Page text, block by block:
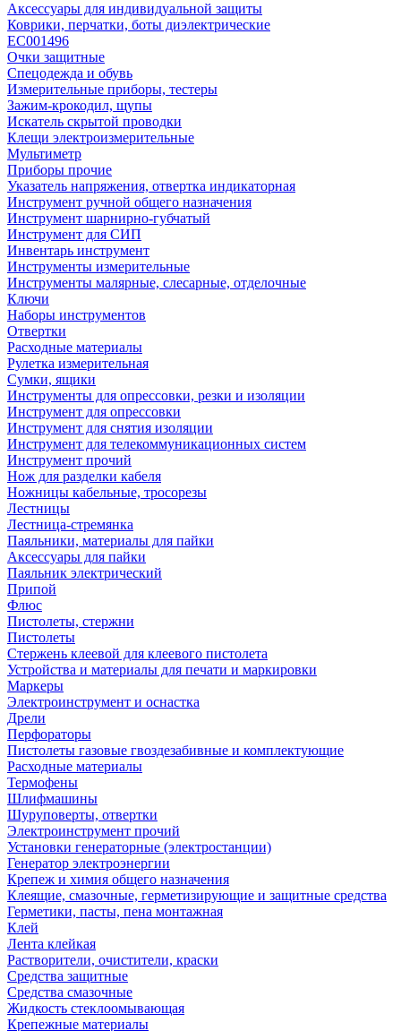
Аксессуары для индивидуальной защиты
Коврики, перчатки, боты диэлектрические
EC001496
Очки защитные
Спецодежда и обувь
Измерительные приборы, тестеры
Зажим-крокодил, щупы
Искатель скрытой проводки
Клещи электроизмерительные
Мультиметр
Приборы прочие
Указатель напряжения, отвертка индикаторная
Инструмент ручной общего назначения
Инструмент шарнирно-губчатый
Инструмент для СИП
Инвентарь инструмент
Инструменты измерительные
Инструменты малярные, слесарные, отделочные
Ключи
Наборы инструментов
Отвертки
Расходные материалы
Рулетка измерительная
Сумки, ящики
Инструменты для опрессовки, резки и изоляции
Инструмент для опрессовки
Инструмент для снятия изоляции
Инструмент для телекоммуникационных систем
Инструмент прочий
Нож для разделки кабеля
Ножницы кабельные, тросорезы
Лестницы
Лестница-стремянка
Паяльники, материалы для пайки
Аксессуары для пайки
Паяльник электрический
Припой
Флюс
Пистолеты, стержни
Пистолеты
Стержень клеевой для клеевого пистолета
Устройства и материалы для печати и маркировки
Маркеры
Электроинструмент и оснастка
Дрели
Перфораторы
Пистолеты газовые гвоздезабивные и комплектующие
Расходные материалы
Термофены
Шлифмашины
Шуруповерты, отвертки
Электроинструмент прочий
Установки генераторные (электростанции)
Генератор электроэнергии
Крепеж и химия общего назначения
Клеящие, смазочные, герметизирующие и защитные средства
Герметики, пасты, пена монтажная
Клей
Лента клейкая
Растворители, очистители, краски
Средства защитные
Средства смазочные
Жидкость стеклоомывающая
Крепежные материалы